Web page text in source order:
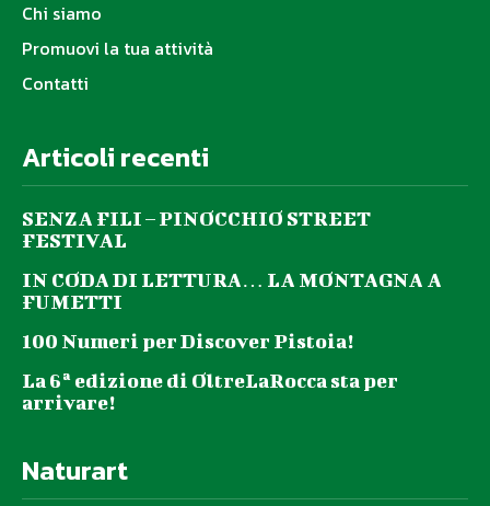
Chi siamo
Promuovi la tua attività
Contatti
Articoli recenti
SENZA FILI – PINOCCHIO STREET
FESTIVAL
IN CODA DI LETTURA… LA MONTAGNA A
FUMETTI
100 Numeri per Discover Pistoia!
La 6ª edizione di OltreLaRocca sta per
arrivare!
Naturart